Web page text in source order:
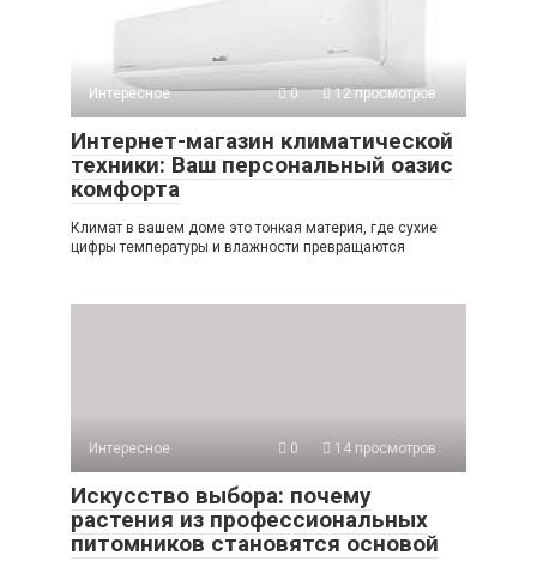
Интересное 0 12 просмотров
Интернет-магазин климатической
техники: Ваш персональный оазис
комфорта
Климат в вашем доме это тонкая материя, где сухие
цифры температуры и влажности превращаются
Интересное 0 14 просмотров
Искусство выбора: почему
растения из профессиональных
питомников становятся основой